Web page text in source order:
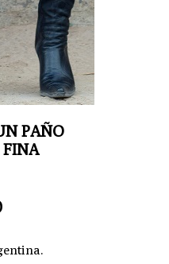
PAÑO
FINA